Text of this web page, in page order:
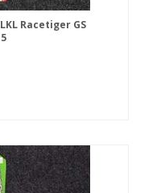
Racetiger GS